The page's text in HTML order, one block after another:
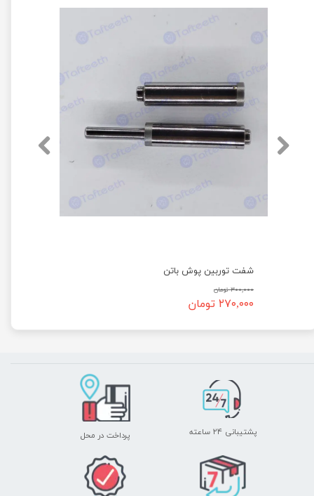
شفت توربین پوش باتن
۳۰۰,۰۰۰ تومان
۲۷۰,۰۰۰ تومان
پشتیبانی ۲۴ ساعته پرداخت در محل